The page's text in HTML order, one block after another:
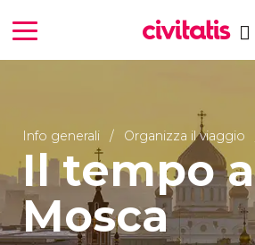
Info generali Organizza il viaggio
Il tempo a
Mosca